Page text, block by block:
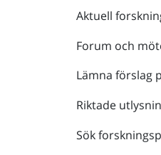
Aktuell
Forum och
Lämna förslag
Riktade
Sök